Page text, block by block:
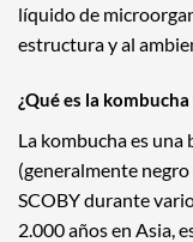
líquido de
estructura y al
¿Qué es la
La kombucha es una
(generalmente
SCOBY durante
2.000 años en Asia,